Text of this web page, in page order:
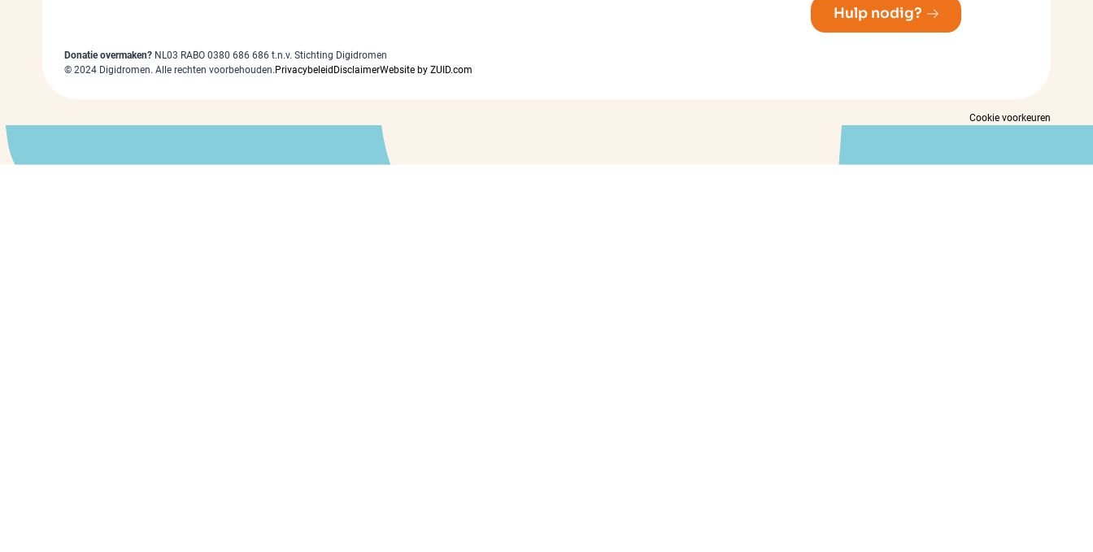
Hulp nodig?
Donatie overmaken? NL03 RABO 0380 686 686 t.n.v. Stichting Digidromen
Website by ZUID.com
Disclaimer
Privacybeleid
©2024 Digidromen. Alle rechten voorbehouden.
Cookie voorkeuren